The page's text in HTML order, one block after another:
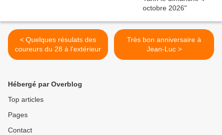
< Quelques résulats des
coureurs du 28 à l'extérieur
Très bon anniversaire à
Jean-Luc >
Hébergé par Overblog
Top articles
Pages
Contact